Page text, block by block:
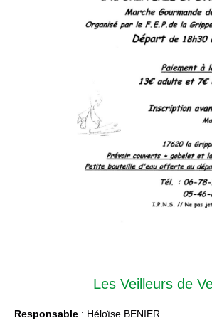
Les Veilleurs de
Responsable : Héloïse BENIER